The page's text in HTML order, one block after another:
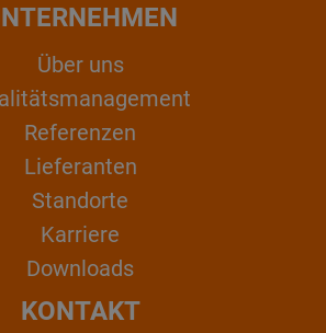
Über uns
Referenzen
Lieferanten
Standorte
Karriere
Downloads
KONTAKT